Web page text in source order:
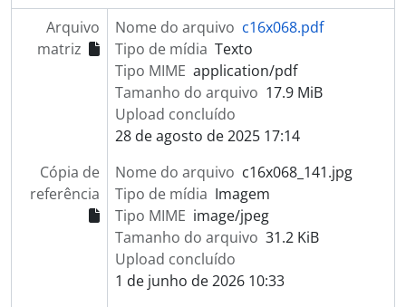
Arquivo
matriz
Nome do arquivo c16x068.pdf
Tipo de mídia Texto
Tipo MIME application/pdf
Tamanho do arquivo 17.9 MiB
Upload concluído
28 de agosto de 2025 17:14
Cópia de
referência
Nome do arquivo c16x068_141.jpg
Tipo de mídia Imagem
Tipo MIME image/jpeg
Tamanho do arquivo 31.2 KiB
Upload concluído
1 de junho de 2026 10:33